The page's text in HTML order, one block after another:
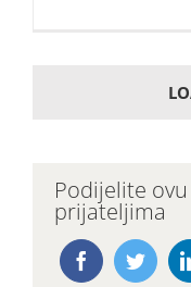
Podijelite
prijateljima